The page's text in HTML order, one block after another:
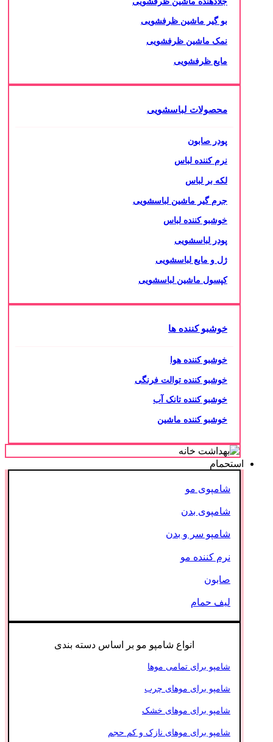
بو گیر ماشین ظرفشویی
نمک ماشین ظرفشویی
مایع ظرفشویی
محصولات لباسشویی
پودر صابون
نرم کننده لباس
لکه بر لباس
جرم گیر ماشین لباسشویی
خوشبو کننده لباس
پودر لباسشویی
ژل و مایع لباسشویی
کپسول ماشین لباسشویی
خوشبو کننده ها
خوشبو کننده هوا
خوشبو کننده توالت فرنگی
خوشبو کننده تانک آب
خوشبو کننده ماشین
استحمام
شامپوی مو
شامپوی بدن
شامپو سر و بدن
نرم کننده مو
صابون
لیف حمام
انواع شامپو مو بر اساس دسته بندی
شامپو برای تمامی موها
شامپو برای موهای چرب
شامپو برای موهای خشک
شامپو برای موهای نازک و کم حجم